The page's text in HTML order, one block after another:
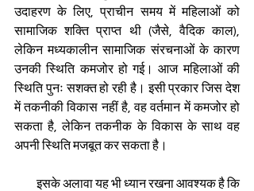
उदाहरण के लिए, प्राचीन समय में महिलाओं को
सामाजिक शक्ति प्राप्त थी (जैसे, वैदिक काल),
लेकिन मध्यकालीन सामाजिक संरचनाओं के कारण
उनकी स्थिति कमजोर हो गई। आज महिलाओं की
स्थिति पुनः सशक्त हो रही है। इसी प्रकार जिस देश
में तकनीकी विकास नहीं है, वह वर्तमान में कमजोर हो
सकता है, लेकिन तकनीक के विकास के साथ वह
अपनी स्थिति मजबूत कर सकता है।
इसके अलावा यह भी ध्यान रखना आवश्यक है कि